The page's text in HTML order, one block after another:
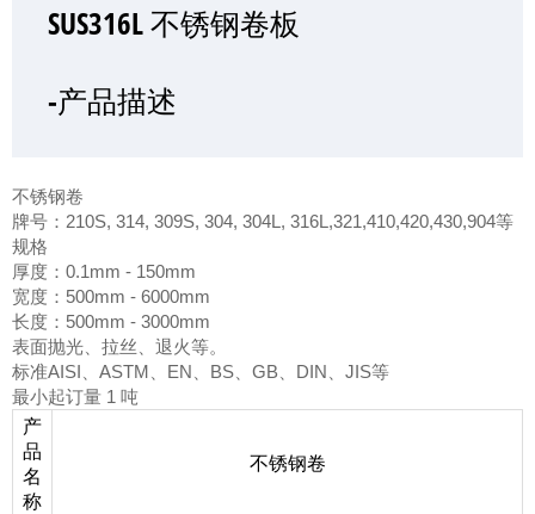
SUS316L 不锈钢卷板
-产品描述
不锈钢卷
牌号：210S, 314, 309S, 304, 304L, 316L,321,410,420,430,904等
规格
厚度：0.1mm - 150mm
宽度：500mm - 6000mm
长度：500mm - 3000mm
表面抛光、拉丝、退火等。
标准AISI、ASTM、EN、BS、GB、DIN、JIS等
最小起订量 1 吨
产
品
名
称
不锈钢卷
SUS316L 不锈钢卷板
—产品展示
SUS316L 不锈钢卷板
-厂房
SUS316L 不锈钢卷板
-产品包装